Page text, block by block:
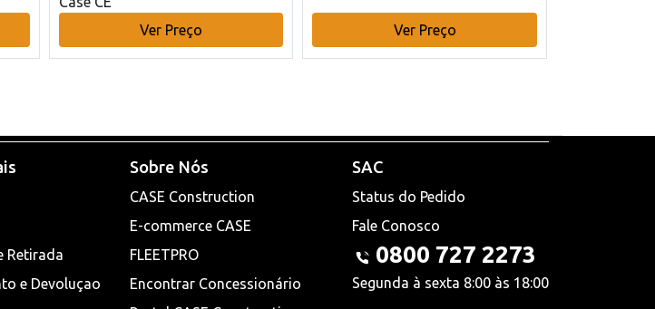
Ver Preço
Ver Preço
Retirada
e Devoluçao
Sobre Nós
CASE Construction
E-commerce CASE
FLEETPRO
Encontrar Concessionário
SAC
Status do Pedido
Fale Conosco
0800 727 2273
Segunda à sexta 8:00 às 18:00